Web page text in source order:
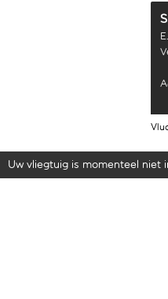
Uw vliegtuig is momenteel niet